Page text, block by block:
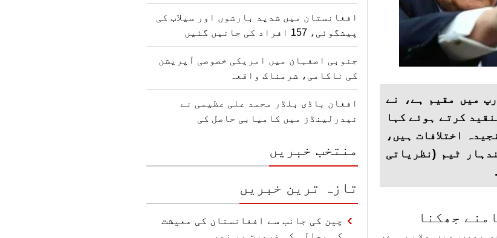
میں مقیم ہے، نے
کرتے ہوئے کہا
اختلافات ہیں،
ٹیم (نظریاتی
جھکنا
یورپ میں مقیم ہے،
افغانستان میں شدید بارشوں اور سیلاب کی
پیشگوئی، 157 افراد کی جانیں گئیں
جنوبی اصفہان میں امریکی خصوصی آپریشن
کی ناکامی، شرمناک واقعہ
افغان باڈی بلڈر محمد علی عظیمی نے
نیدرلینڈز میں کامیابی حاصل کی
منتخب خبریں
تازہ ترین خبریں
چین کی جانب سے افغانستان کی معیشت
کی بحالی کی ضرورت پر زور